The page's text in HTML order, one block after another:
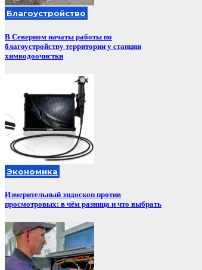
Благоустройство
В Северном начаты работы по
благоустройству территории у станции
химводоочистки
Экономика
Измерительный эндоскоп против
просмотровых: в чём разница и что выбрать